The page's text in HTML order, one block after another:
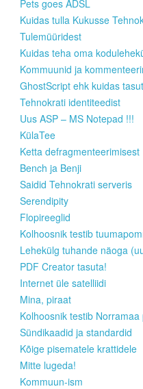
Pets goes ADSL
Kuidas tulla Kukusse
Tulemüüridest
Kuidas teha oma
Kommuunid ja
GhostScript ehk kuidas
Tehnokrati identiteedist
Uus ASP – MS Notepad !!!
KülaTee
Ketta defragmenteerimisest
Bench ja Benji
Saidid Tehnokrati serveris
Serendipity
Flopireeglid
Kolhoosnik testib
Lehekülg tuhande näoga
PDF Creator tasuta!
Internet üle satelliidi
Mina, piraat
Kolhoosnik testib
Sündikaadid ja standardid
Kõige pisematele krattidele
Mitte lugeda!
Kommuun-ism